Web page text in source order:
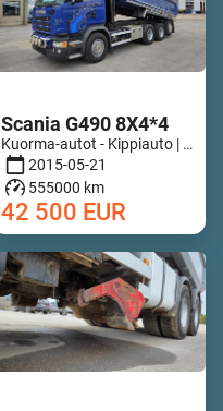
Scania G490 8X4*4
Kuorma-autot - Kippiauto | M036-5100
2015-05-21
555000 km
42 500 EUR